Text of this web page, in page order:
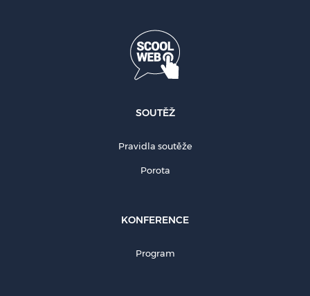
SOUTĚŽ
Pravidla soutěže
Porota
KONFERENCE
Program